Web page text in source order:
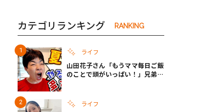
カテゴリランキング RANKING
ライフ
山田花子さん「もうママ毎日ご飯
のことで頭がいっぱい！」兄弟夏
ライフ